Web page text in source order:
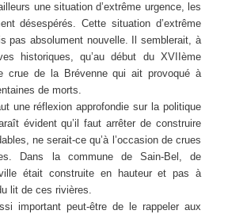
une situation d’extrême urgence, les
désespérés. Cette situation d’extrême
pas absolument nouvelle. Il semblerait, à
historiques, qu’au début du XVIIème
de la Brévenne qui ait provoqué à
de morts.
une réflexion approfondie sur la politique
évident qu’il faut arrêter de construire
ne serait-ce qu’à l’occasion de crues
Dans la commune de Sain-Bel, de
était construite en hauteur et pas à
lit de ces rivières.
important peut-être de le rappeler aux